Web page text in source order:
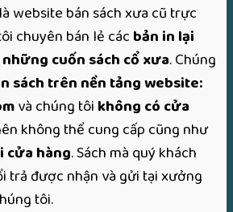
là website bán sách xưa cũ trực
chuyên bán lẻ các bản in lại
cuốn sách cổ xưa. Chúng
sách trên nền tảng website:
và chúng tôi không có cửa
không thể cung cấp cũng như
cửa hàng. Sách mà quý khách
trả được nhận và gửi tại xưởng
tôi.